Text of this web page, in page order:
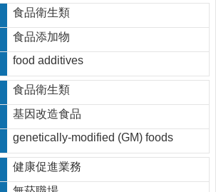
食品衛生類
食品添加物
food additives
食品衛生類
基因改造食品
genetically-modified (GM) foods
健康促進業務